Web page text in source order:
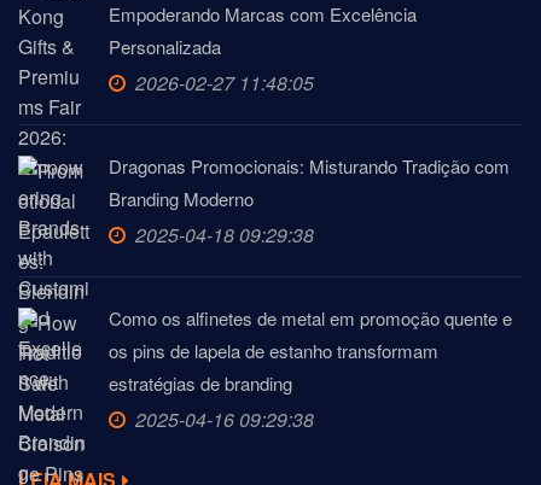
Empoderando Marcas com Excelência
Personalizada
2026-02-27 11:48:05
Dragonas Promocionais: Misturando Tradição com
Branding Moderno
2025-04-18 09:29:38
Como os alfinetes de metal em promoção quente e
os pins de lapela de estanho transformam
estratégias de branding
2025-04-16 09:29:38